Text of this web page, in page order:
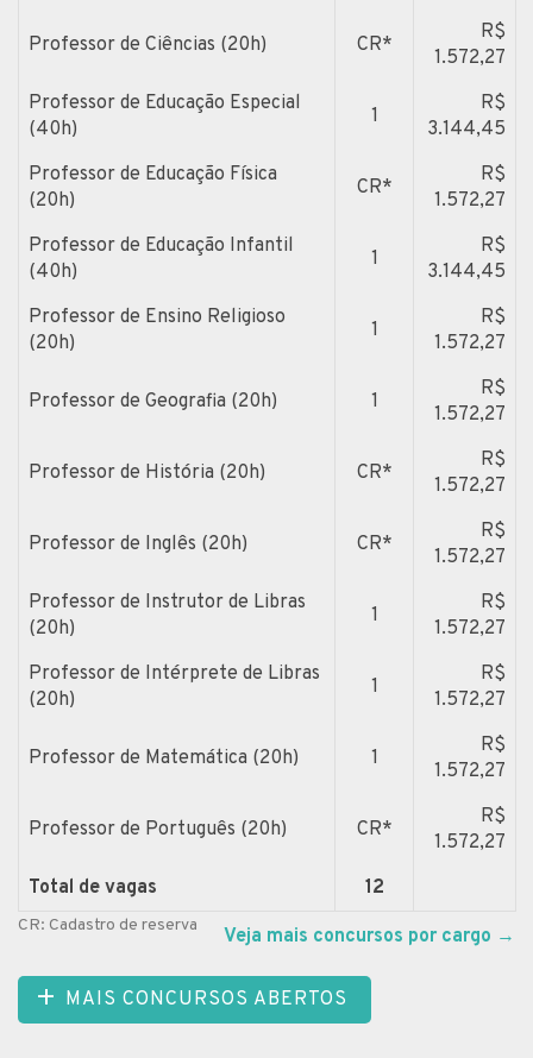
Professor de Ciências (20h) CR*
R$
1.572,27
Professor de Educação Especial
(40h)
1
R$
3.144,45
Professor de Educação Física
(20h)
CR*
R$
1.572,27
Professor de Educação Infantil
(40h)
1
R$
3.144,45
Professor de Ensino Religioso
(20h)
1
R$
1.572,27
Professor de Geografia (20h) 1
R$
1.572,27
Professor de História (20h) CR*
R$
1.572,27
Professor de Inglês (20h) CR*
R$
1.572,27
Professor de Instrutor de Libras
(20h)
1
R$
1.572,27
Professor de Intérprete de Libras
(20h)
1
R$
1.572,27
Professor de Matemática (20h) 1
R$
1.572,27
Professor de Português (20h) CR*
R$
1.572,27
Total de vagas
12
CR: Cadastro de reserva Veja mais concursos por cargo →
MAIS CONCURSOS ABERTOS